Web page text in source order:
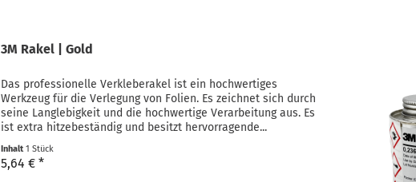
3M Rakel | Gold
Das professionelle Verkleberakel ist ein hochwertiges
Werkzeug für die Verlegung von Folien. Es zeichnet sich durch
seine Langlebigkeit und die hochwertige Verarbeitung aus. Es
ist extra hitzebeständig und besitzt hervorragende...
Inhalt1 Stück
5,64 € *